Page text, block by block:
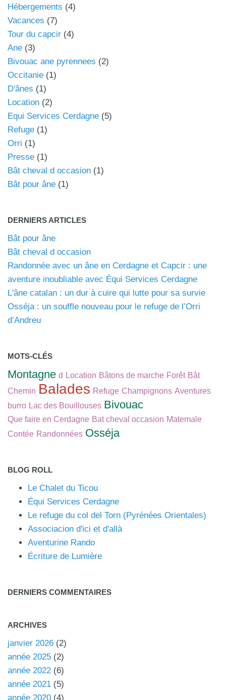
Hébergements (4)
Vacances (7)
Tour du capcir (4)
Ane (3)
Bivouac ane pyrennees (2)
Occitanie (1)
D'ânes (1)
Location (2)
Equi Services Cerdagne (5)
Refuge (1)
Orri (1)
Presse (1)
Bât cheval d occasion (1)
Bât pour âne (1)
DERNIERS ARTICLES
Bât pour âne
Bât cheval d occasion
Randonnée avec un âne en Cerdagne et Capcir : une
aventure inoubliable avec Équi Services Cerdagne
L'âne catalan : un dur à cuire qui lutte pour sa survie
Osséja : un souffle nouveau pour le refuge de l’Orri
d’Andreu
MOTS-CLÉS
Montagne d Location Bâtons de marche Forêt Bât
Chemin Balades Refuge Champignons Aventures
burro Lac des Bouillouses Bivouac
Que faire en Cerdagne Bat cheval occasion Matemale
Contée Randonnées Osséja
BLOG ROLL
Le Chalet du Ticou
Équi Services Cerdagne
Le refuge du col del Torn (Pyrénées Orientales)
Associacion d'ici et d'allà
Aventurine Rando
Écriture de Lumière
DERNIERS COMMENTAIRES
ARCHIVES
janvier 2026 (2)
année 2025 (2)
année 2022 (6)
année 2021 (5)
année 2020 (4)